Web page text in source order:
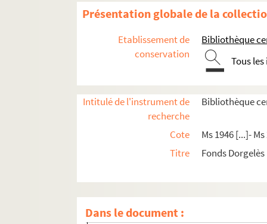
Présentation globale de la
Etablissement de
conservation
Bibliothèque
Tous
Intitulé de l'instrument de
recherche
Bibliothèque
Cote
Ms 1946 [...]-
Titre
Fonds Dorgelès
Dans le document :
Papiers personnels
Manuscrits complets ou partiels